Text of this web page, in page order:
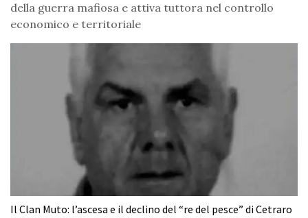
della guerra mafiosa e attiva tuttora nel controllo
economico e territoriale
Il Clan Muto: l’ascesa e il declino del “re del pesce” di Cetraro